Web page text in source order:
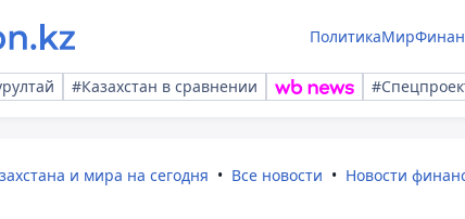
ПолитикаМир
#Казахстан в сравнении
и мира на сегодня Все новости Новости